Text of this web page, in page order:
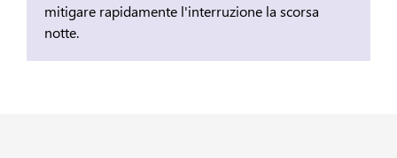
mitigare rapidamente l'interruzione la scorsa
notte.